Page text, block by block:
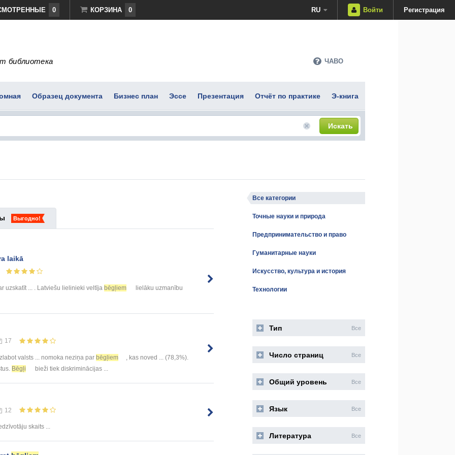
0 КОРЗИНА 0 RU Войти Регистрация
библиотека ЧАВО
Образец документа Бизнес план Эссе Презентация Отчёт по практике Э-книга
Искать
Выгодно!
laikā
uzskatīt ... . Latviešu lielinieki veltīja bēgļiem
lielāku uzmanību
17
valsts ... nomoka neziņa par bēgļiem
, kas noved ... (78,3%).
Bēgļi bieži tiek diskriminācijas ...
12
skaits ...
Все категории
Точные науки и природа
Предпринимательство и право
Гуманитарные науки
Искусство, культура и история
Технологии
Тип Все
Число страниц Все
Общий уровень Все
Язык Все
Литература Все